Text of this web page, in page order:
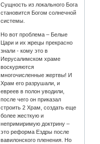
Сущность из локального Бога
становится Богом солнечной
системы.
Но вот проблема – Белые
Цари и их жрецы прекрасно
знали - кому это в
Иерусалимском храме
воскуряются
многочисленные жертвы! И
Храм его разрушали, и
евреев в полон уводили,
после чего он приказал
строить 2 Храм, создать еще
более жесткую и
непримиримую доктрину –
это реформа Ездры после
вавилонского пленения. Но